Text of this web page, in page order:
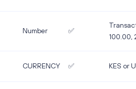
Number ✅
100.00,
CURRENCY ✅ KES or